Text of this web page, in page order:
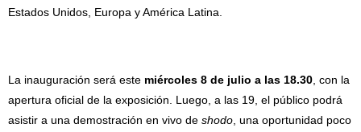
Estados Unidos, Europa y América Latina.
La inauguración será este miércoles 8 de julio a las 18.30, con la
apertura oficial de la exposición. Luego, a las 19, el público podrá
asistir a una demostración en vivo de shodo, una oportunidad poco